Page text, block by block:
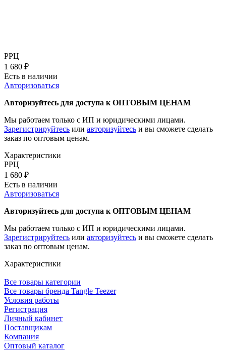
РРЦ
1 680 ₽
Есть в наличии
Авторизоваться
Авторизуйтесь для доступа к ОПТОВЫМ ЦЕНАМ
Мы работаем только с ИП и юридическими лицами.
Зарегистрируйтесь или авторизуйтесь и вы сможете сделать
заказ по оптовым ценам.
Характеристики
РРЦ
1 680 ₽
Есть в наличии
Авторизоваться
Авторизуйтесь для доступа к ОПТОВЫМ ЦЕНАМ
Мы работаем только с ИП и юридическими лицами.
Зарегистрируйтесь или авторизуйтесь и вы сможете сделать
заказ по оптовым ценам.
Характеристики
Все товары категории
Все товары бренда Tangle Teezer
Условия работы
Регистрация
Личный кабинет
Поставщикам
Компания
Оптовый каталог